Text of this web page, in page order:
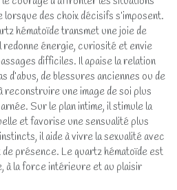
des choix décisifs s’imposent.
hématoïde transmet une joie de
redonne énergie, curiosité et envie
difficiles. Il apaise la relation
d’abus, de blessures anciennes ou de
reconstruire une image de soi plus
Sur le plan intime, il stimule la
et favorise une sensualité plus
il aide à vivre la sexualité avec
présence. Le quartz hématoïde est
à la force intérieure et au plaisir